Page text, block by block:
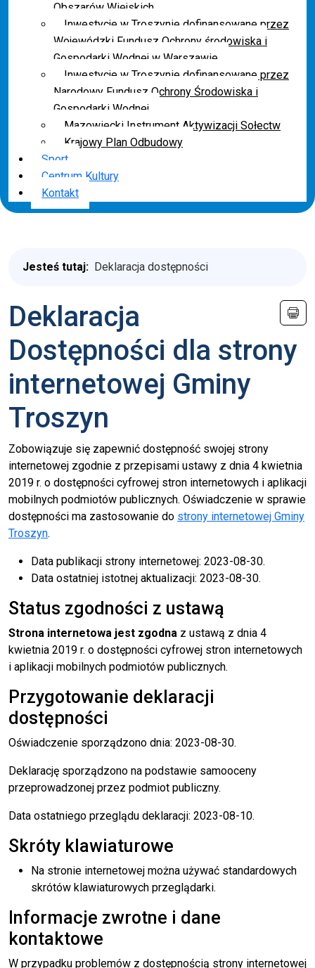
Obszarów Wiejskich
Inwestycje w Troszynie dofinansowane przez
Wojewódzki Fundusz Ochrony środowiska i
Gospodarki Wodnej w Warszawie
Inwestycje w Troszynie dofinansowane przez
Narodowy Fundusz Ochrony Środowiska i
Gospodarki Wodnej
Mazowiecki Instrument Aktywizacji Sołectw
Krajowy Plan Odbudowy
Sport
Centrum Kultury
Kontakt
Jesteś tutaj: Deklaracja dostępności
Deklaracja
Dostępności dla strony
internetowej Gminy
Troszyn
Zobowiązuje się zapewnić dostępność swojej strony
internetowej zgodnie z przepisami ustawy z dnia 4 kwietnia
2019 r. o dostępności cyfrowej stron internetowych i aplikacji
mobilnych podmiotów publicznych. Oświadczenie w sprawie
dostępności ma zastosowanie do strony internetowej Gminy
Troszyn.
Data publikacji strony internetowej: 2023-08-30.
Data ostatniej istotnej aktualizacji: 2023-08-30.
Status zgodności z ustawą
Strona internetowa jest zgodna z ustawą z dnia 4
kwietnia 2019 r. o dostępności cyfrowej stron internetowych
i aplikacji mobilnych podmiotów publicznych.
Przygotowanie deklaracji
dostępności
Oświadczenie sporządzono dnia: 2023-08-30.
Deklarację sporządzono na podstawie samooceny
przeprowadzonej przez podmiot publiczny.
Data ostatniego przeglądu deklaracji: 2023-08-10.
Skróty klawiaturowe
Na stronie internetowej można używać standardowych
skrótów klawiaturowych przeglądarki.
Informacje zwrotne i dane
kontaktowe
W przypadku problemów z dostępnością strony internetowej